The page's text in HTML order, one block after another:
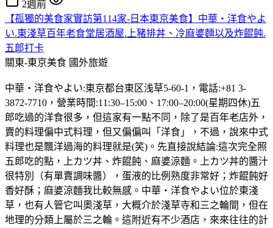
2週前
【孤獨的美食家實訪第114家-日本東京美食】中華・洋食やよ
い.東淺草百年老食堂居酒屋.上豬排丼、冷麻婆麵以及炸餛飩.
五郎打卡
關東-東京美食 國外旅遊
中華・洋食やよい:東京都台東区浅草5-60-1，電話:+81 3-
3872-7710，營業時間:11:30–15:00、17:00–20:00(星期四休)五
郎吃過的洋食很多，但這家有一點不同，除了是百年老店外，
賣的料理偏中式料理，但又偏偏叫「洋食」，不過，說來中式
料理也是飄洋過海的料理就是(笑)。先直接說結論:這次完全照
五郎吃的點，上カツ丼、炸餛飩、麻婆涼麵。上カツ丼的醬汁
很特別（有單賣調味醬），蛋液的比例熟度非常好；炸餛飩好
香好酥；麻婆涼麵我比較無感。中華・洋食やよい位於東淺
草，也有人管它叫奧淺草，大概介於淺草寺和三之輪間，但在
地理的分類上屬於三之輪。這附近有不少酒店，來來往往的計